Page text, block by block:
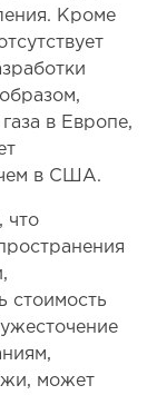
Кроме
в Европе,
чем в США.
что
стоимость
может